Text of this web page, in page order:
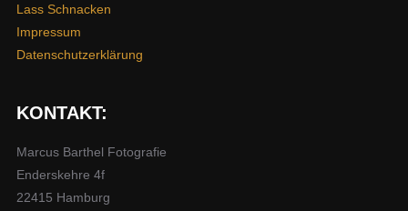
Lass Schnacken
Impressum
Datenschutzerklärung
KONTAKT:
Marcus Barthel Fotografie
Enderskehre 4f
22415 Hamburg